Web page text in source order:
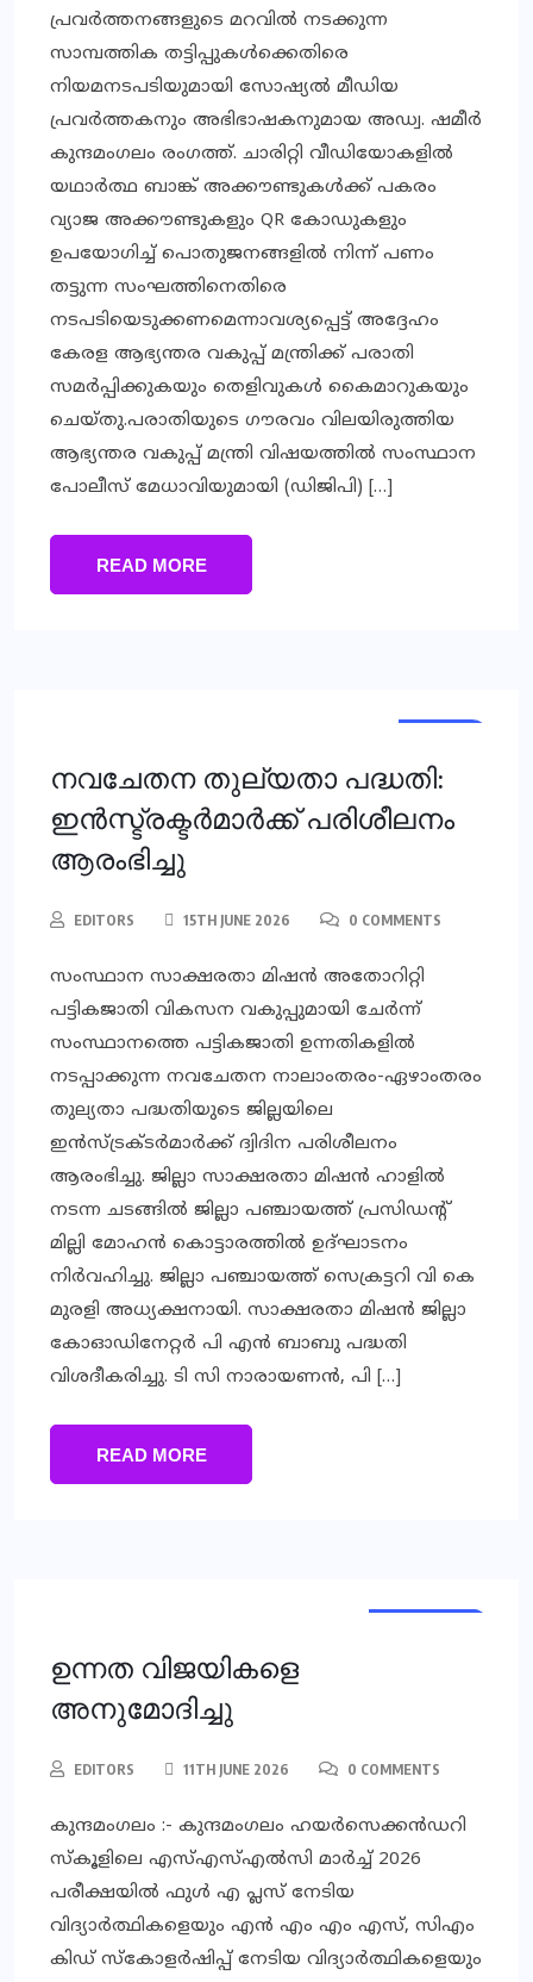
പ്രവര്‍ത്തനങ്ങളുടെ മറവില്‍ നടക്കുന്ന
സാമ്പത്തിക തട്ടിപ്പുകള്‍ക്കെതിരെ
നിയമനടപടിയുമായി സോഷ്യല്‍ മീഡിയ
പ്രവര്‍ത്തകനും അഭിഭാഷകനുമായ അഡ്വ. ഷമീര്‍
കുന്ദമംഗലം രംഗത്ത്. ചാരിറ്റി വീഡിയോകളില്‍
യഥാര്‍ത്ഥ ബാങ്ക് അക്കൗണ്ടുകള്‍ക്ക് പകരം
വ്യാജ അക്കൗണ്ടുകളും QR കോഡുകളും
ഉപയോഗിച്ച് പൊതുജനങ്ങളില്‍ നിന്ന് പണം
തട്ടുന്ന സംഘത്തിനെതിരെ
നടപടിയെടുക്കണമെന്നാവശ്യപ്പെട്ട് അദ്ദേഹം
കേരള ആഭ്യന്തര വകുപ്പ് മന്ത്രിക്ക് പരാതി
സമര്‍പ്പിക്കുകയും തെളിവുകള്‍ കൈമാറുകയും
ചെയ്തു.പരാതിയുടെ ഗൗരവം വിലയിരുത്തിയ
ആഭ്യന്തര വകുപ്പ് മന്ത്രി വിഷയത്തില്‍ സംസ്ഥാന
പോലീസ് മേധാവിയുമായി (ഡിജിപി) […]
READ MORE
നവചേതന തുല്യതാ പദ്ധതി:
ഇന്‍സ്ട്രക്ടര്‍മാര്‍ക്ക് പരിശീലനം
ആരംഭിച്ചു
EDITORS 15TH JUNE 2026 0 COMMENTS
സംസ്ഥാന സാക്ഷരതാ മിഷന്‍ അതോറിറ്റി
പട്ടികജാതി വികസന വകുപ്പുമായി ചേര്‍ന്ന്
സംസ്ഥാനത്തെ പട്ടികജാതി ഉന്നതികളില്‍
നടപ്പാക്കുന്ന നവചേതന നാലാംതരം-ഏഴാംതരം
തുല്യതാ പദ്ധതിയുടെ ജില്ലയിലെ
ഇന്‍സ്ട്രക്ടര്‍മാര്‍ക്ക് ദ്വിദിന പരിശീലനം
ആരംഭിച്ചു. ജില്ലാ സാക്ഷരതാ മിഷന്‍ ഹാളില്‍
നടന്ന ചടങ്ങില്‍ ജില്ലാ പഞ്ചായത്ത് പ്രസിഡന്റ്
മില്ലി മോഹന്‍ കൊട്ടാരത്തില്‍ ഉദ്ഘാടനം
നിര്‍വഹിച്ചു. ജില്ലാ പഞ്ചായത്ത് സെക്രട്ടറി വി കെ
മുരളി അധ്യക്ഷനായി. സാക്ഷരതാ മിഷന്‍ ജില്ലാ
കോഓഡിനേറ്റര്‍ പി എന്‍ ബാബു പദ്ധതി
വിശദീകരിച്ചു. ടി സി നാരായണന്‍, പി […]
READ MORE
ഉന്നത വിജയികളെ
അനുമോദിച്ചു
EDITORS 11TH JUNE 2026 0 COMMENTS
കുന്ദമംഗലം :- കുന്ദമംഗലം ഹയര്‍സെക്കന്‍ഡറി
സ്‌കൂളിലെ എസ്എസ്എല്‍സി മാര്‍ച്ച് 2026
പരീക്ഷയില്‍ ഫുള്‍ എ പ്ലസ് നേടിയ
വിദ്യാര്‍ത്ഥികളെയും എന്‍ എം എം എസ്, സിഎം
കിഡ് സ്‌കോളര്‍ഷിപ്പ് നേടിയ വിദ്യാര്‍ത്ഥികളെയും